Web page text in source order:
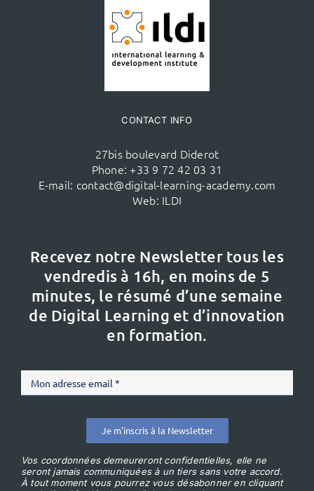
CONTACT INFO
27bis boulevard Diderot
Phone: +33 9 72 42 03 31
E-mail: contact@digital-learning-academy.com
Web: ILDI
Recevez notre Newsletter tous les
vendredis à 16h, en moins de 5
minutes, le résumé d’une semaine
de Digital Learning et d’innovation
en formation.
Je m'inscris à la Newsletter
Vos coordonnées demeureront confidentielles, elle ne
seront jamais communiquées à un tiers sans votre accord.
À tout moment vous pourrez vous désabonner en cliquant